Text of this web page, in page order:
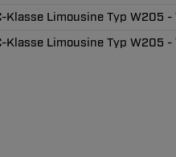
Limousine Typ W205 -
Limousine Typ W205 -